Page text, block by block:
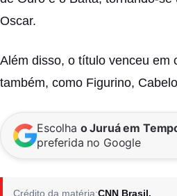
Oscar.
Além disso, o título venceu em
também, como Figurino,
Escolha o Juruá em
preferida no Google
Crédito da matéria:CNN Brasil.